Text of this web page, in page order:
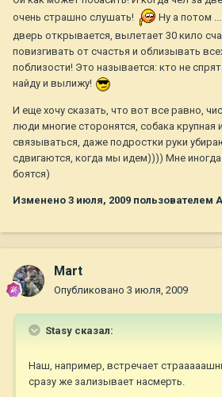
очень страшно слушать!
Ну а потом
дверь открывается, вылетает 30 кило
повизгивать от счастья и облизывать
поблизости! Это называется: кто не
найду и вылижу!
И еще хочу сказать, что вот все равно,
люди многие сторонятся, собака крупная
связываться, даже подростки руки
сдвигаются, когда мы идем)))) Мне
боятся)
Изменено 3 июля, 2009 пользователем
Mart
Опубликовано 3 июля, 2009
Stasy сказал:
Наш, например, встречает
сразу же зализывает насмерть.